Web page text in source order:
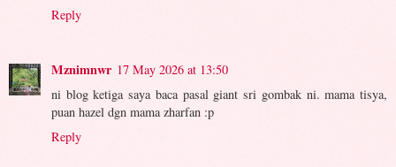
Reply
Mznimnwr 17 May 2026 at 13:50
ni blog ketiga saya baca pasal giant sri gombak ni. mama tisya,
puan hazel dgn mama zharfan :p
Reply